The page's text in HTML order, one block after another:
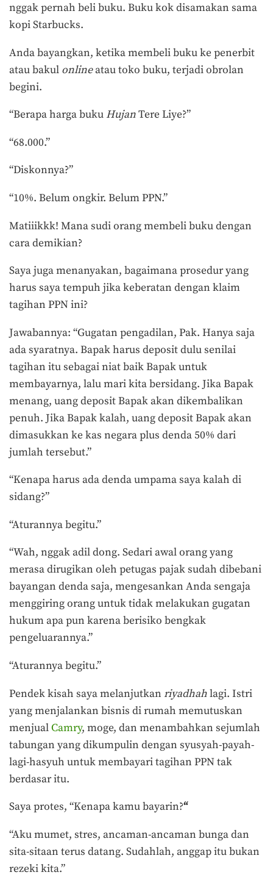
nggak pernah beli buku. Buku kok disamakan sama
kopi Starbucks.
Anda bayangkan, ketika membeli buku ke penerbit
atau bakul onlineatau toko buku, terjadi obrolan
begini.
“Berapa harga buku HujanTere Liye?”
“68.000.”
“Diskonnya?”
“10%. Belum ongkir. Belum PPN.”
Matiiikkk! Mana sudi orang membeli buku dengan
cara demikian?
Saya juga menanyakan, bagaimana prosedur yang
harus saya tempuh jika keberatan dengan klaim
tagihan PPN ini?
Jawabannya: “Gugatan pengadilan, Pak. Hanya saja
ada syaratnya. Bapak harus deposit dulu senilai
tagihan itu sebagai niat baik Bapak untuk
membayarnya, lalu mari kita bersidang. Jika Bapak
menang, uang deposit Bapak akan dikembalikan
penuh. Jika Bapak kalah, uang deposit Bapak akan
dimasukkan ke kas negara plus denda 50% dari
jumlah tersebut.”
“Kenapa harus ada denda umpama saya kalah di
sidang?”
“Aturannya begitu.”
“Wah, nggak adil dong. Sedari awal orang yang
merasa dirugikan oleh petugas pajak sudah dibebani
bayangan denda saja, mengesankan Anda sengaja
menggiring orang untuk tidak melakukan gugatan
hukum apa pun karena berisiko bengkak
pengeluarannya.”
“Aturannya begitu.”
Pendek kisah saya melanjutkan riyadhahlagi. Istri
yang menjalankan bisnis di rumah memutuskan
menjualCamry, moge, dan menambahkan sejumlah
tabungan yang dikumpulin dengan syusyah-payah-
lagi-hasyuh untuk membayari tagihan PPN tak
berdasar itu.
Saya protes, “Kenapa kamu bayarin?“
“Aku mumet, stres, ancaman-ancaman bunga dan
sita-sitaan terus datang. Sudahlah, anggap itu bukan
rezeki kita.”